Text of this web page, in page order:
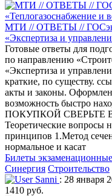
МТИ // ОТВЕТЫ //
«Экспертиза и
Готовые ответы для
по направлению
«Экспертиза и
краткие, по существу.
акты и законы.
возможность быстро
ПОКУПКОЙ СВЕРЬТЕ
Теоретические вопросы
принципов 1.Метод
нормальное и касат
Билеты экзаменационные
Синергия Строительство
Sanni : 28 января
1410 руб.